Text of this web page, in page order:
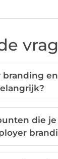
branding en
die